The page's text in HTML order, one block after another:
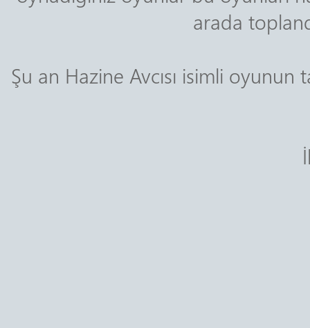
arada
Şu an Hazine Avcısı isimli